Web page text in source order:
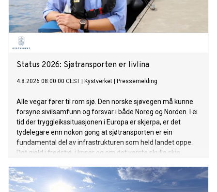
Status 2026: Sjøtransporten er livlina
4.8.2026 08:00:00 CEST Kystverket Pressemelding
Alle vegar fører til rom sjø. Den norske sjøvegen må kunne
forsyne sivilsamfunn og forsvar i både Noreg og Norden. I ei
tid der tryggleikssituasjonen i Europa er skjerpa, er det
tydelegare enn nokon gong at sjøtransporten er ein
fundamental del av infrastrukturen som held landet oppe.
Det gjeld i fredstid, i kriser og om det verste skulle skje.